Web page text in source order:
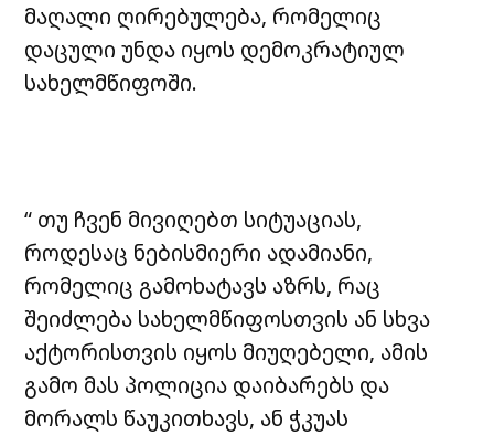
მაღალი ღირებულება, რომელიც
დაცული უნდა იყოს დემოკრატიულ
სახელმწიფოში.
“ თუ ჩვენ მივიღებთ სიტუაციას,
როდესაც ნებისმიერი ადამიანი,
რომელიც გამოხატავს აზრს, რაც
შეიძლება სახელმწიფოსთვის ან სხვა
აქტორისთვის იყოს მიუღებელი, ამის
გამო მას პოლიცია დაიბარებს და
მორალს წაუკითხავს, ან ჭკუას